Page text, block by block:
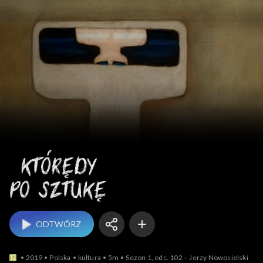
ODTWÓRZ
2019 Polska kultura 5m Sezon 1, odc. 102 – Jerzy Nowosielski